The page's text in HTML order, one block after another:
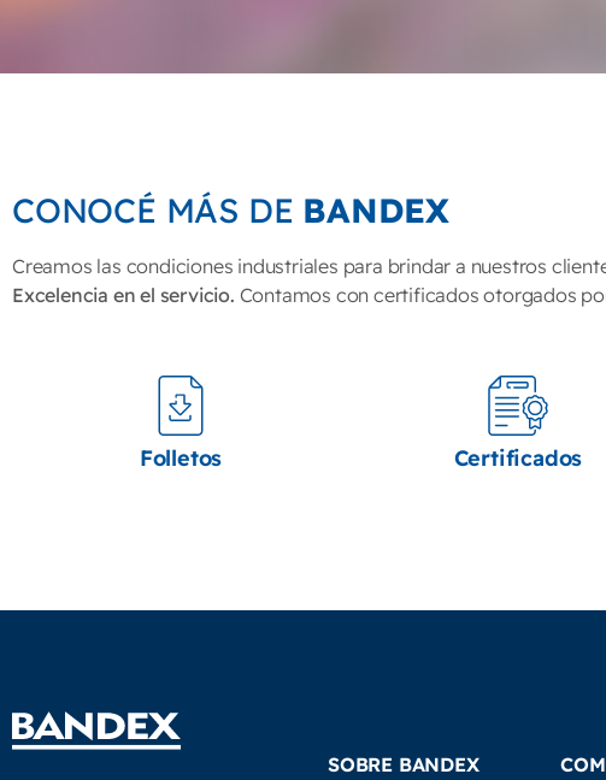
CONOCÉ MÁS DE BANDEX
Creamos las condiciones industriales para brindar a nuestros
Excelencia en el servicio. Contamos con certificados otorgados
Folletos Certificados
SOBRE BANDEX